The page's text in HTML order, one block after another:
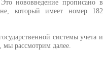
нововведение прописано в
который имеет номер 182
системы учета и
рассмотрим далее.